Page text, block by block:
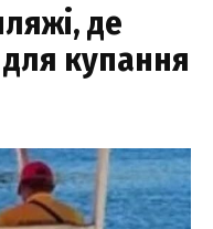
де
купання